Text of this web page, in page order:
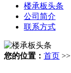
楼承板头条
公司简介
联系方式
您的位置： 首页 >>